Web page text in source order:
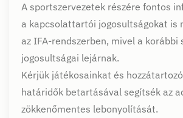
A sportszervezetek részére fontos
a kapcsolattartói jogosultságokat is
az IFA-rendszerben, mivel a korábbi
jogosultságai lejárnak.
Kérjük játékosainkat és
határidők betartásával segítsék az
zökkenőmentes lebonyolítását.